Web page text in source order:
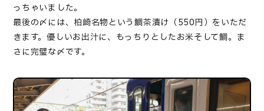
っちゃいました。
最後の〆には、柏崎名物という鯛茶漬け（550円）をいただ
きます。優しいお出汁に、もっちりとしたお米そして鯛。ま
さに完璧な〆です。